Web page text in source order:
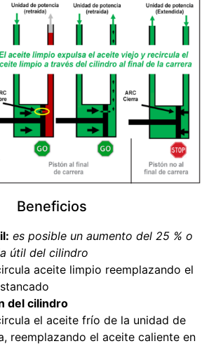
Beneficios
es posible un aumento del 25 % o
útil del cilindro
aceite limpio reemplazando el
del cilindro
el aceite frío de la unidad de
reemplazando el aceite caliente en